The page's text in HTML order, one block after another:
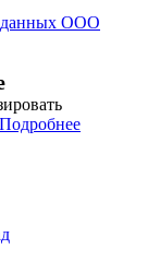
данных ООО
Подробнее